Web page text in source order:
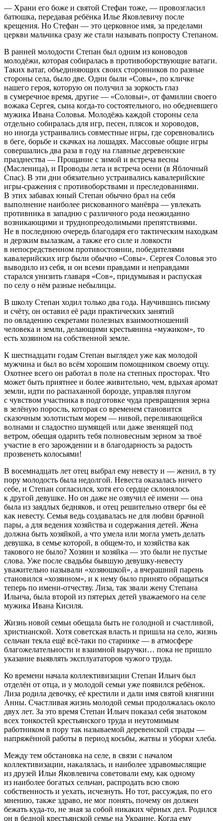
— Храни его боже и святой Стефан тоже, — провозгласил
батюшка, передавая ребёнка Илье Яковлевичу после
крещения. Но Стефан — это церковное имя, за пределами
церкви мальчика сразу же стали называть попросту Степаном.
В ранней молодости Степан был одним из коноводов
молодёжи, которая собиралась в противоборствующие ватаги.
Таких ватаг, объединяющих своих сторонников по разные
стороны села, было две. Одни были «Совы», по кличке
нашего героя, которую он получил за зоркость глаз
в сумеречное время, другие — «Соловьи», от фамилии своего
вожака Сергея, сына когда-то состоятельного, но обедневшего
мужика Ивана Соловья. Молодёжь каждой стороны села
отдельно собиралась для игр, песен, плясок и хороводов,
но иногда устраивались совместные игры, где соревновались
в беге, борьбе и скачках на лошадях. Массовые общие игры
совершались два раза в году на главные деревенские
празднества — Прощание с зимой и встреча весны
(Масленица), и Проводы лета и встреча осени (в Яблочный
Спас). В эти дни обязательно устраивались кавалерийские
игры-сражения с противоборствами и преследованиями.
В этих забавах юный Степан обычно брал на себя
выполнение наиболее рискованного манёвра — увлекать
противника в западню с различного рода неожиданно
возникающими и труднопреодолимыми препятствиями.
Не в последнюю очередь благодаря его тактическим находкам
и дерзким вылазкам, а также его силе и ловкости
в непосредственном противостоянии, победителями
кавалерийских игр были обычно «Совы». Сергея Соловья это
выводило из себя, и он всеми правдами и неправдами
старался унизить главаря «Сов», придумывая и распуская
по селу о нём разные небылицы.
В школу Степан ходил только два года. Научившись письму
и счёту, он оставил её ради практических занятий
по овладению секретами полезных взаимоотношений
человека и земли, делающими крестьянина «мужиком», то
есть хозяином на собственной земле.
К шестнадцати годам Степан выглядел уже как молодой
мужчина и был во всём хорошим помощником своему отцу.
Охотнее всего он работал в поле на степных просторах. Что
может быть приятнее и более живительно, чем, вдыхая аромат
земли, идти по распаханной борозде, управляя плугом
с чувством участника в подготовке чуда превращения зерна
в зелёную поросль, которая со временем становится
сказочным золотистым морем — нивой, переливающейся
волнами и сладостно шумящей или даже звенящей под
ветром, обещая одарить тебя полновесным зерном за твоё
участие в его зарождении и в благодарность за радость
прозвенеть колосьями!
В восемнадцать лет отец выбрал ему невесту и — женил, в ту
пору молодость была недолгой. Невеста оказалась ничего
себе, и Степан согласился, хотя его сердце склонялось
к другой девушке. Но он даже не озвучил её имени — она
была из заядлых бедняков, и отец решительно отверг бы её
как невесту. Семья ведь создавалась не для любви брачной
пары, а для ведения хозяйства и содержания детей. Жена
должна быть хозяйкой, а что умела или могла уметь делать
девушка, в семье которой, в общем-то, и хозяйства как
такового не было? Хозяин и хозяйка — это были не пустые
слова. Уже после свадьбы бывшую девушку-невесту
уважительно называли «хозяюшкой», а вчерашний парень
становился «хозяином», и к нему было принято обращаться
теперь по имени-отчеству. Лиза, так звали жену Степана
Ильича, была второй из пятерых детей уважаемого на селе
мужика Ивана Кисиля.
Жизнь новой семьи обещала быть не голодной и счастливой,
христианской. Хотя советская власть и пришла на село, жизнь
сельчан текла ещё всё-таки по старинке — в атмосфере
благожелательности и взаимной выручки… пока не пришло
указание выявлять эксплуататоров чужого труда.
Ко времени начала коллективизации Степан Ильич был
отделён от отца, и у молодой семьи уже появился ребёнок.
Лиза родила девочку, её крестили и дали имя святой княгини
Анны. Счастливая жизнь молодой семьи продолжалась около
двух лет. За это время Степан Ильич показал себя знатоком
всех тонкостей крестьянского труда и неутомимым
работником в пору так называемой деревенской страды —
напряжённой работы в период косьбы, жатвы и уборки хлеба.
Между тем обстановка на селе, в связи с началом
коллективизации, накалялась, и наиболее здравомыслящие
из друзей Ильи Яковлевича советовали ему, как одному
из наиболее богатых сельчан, распродать всю свою
собственность и уехать, исчезнуть. Но тот, рассуждая, по его
мнению, также здраво, не мог понять, почему он должен
бежать куда-то, не зная за собой никаких чёрных дел. Родился
он в бедной крестьянской семье на Украине. Когда ему